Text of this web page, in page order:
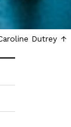
Dutrey